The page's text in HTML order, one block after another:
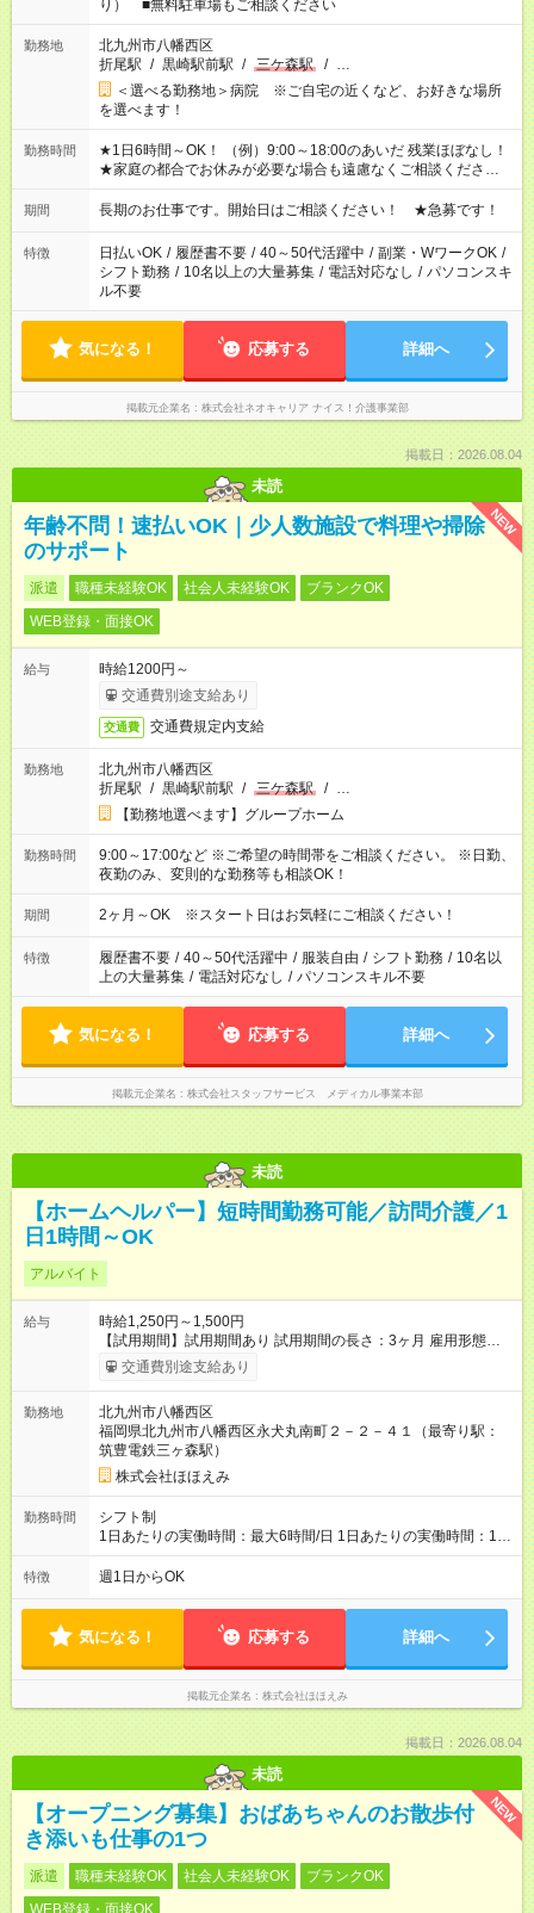
り） ■無料駐車場もご相談ください
勤務地
北九州市八幡西区
折尾駅 / 黒崎駅前駅 / 三ケ森駅 / …
＜選べる勤務地＞病院 ※ご自宅の近くなど、お好きな場所
を選べます！
勤務時間
★1日6時間～OK！ （例）9:00～18:00のあいだ 残業ほぼなし！
★家庭の都合でお休みが必要な場合も遠慮なくご相談ください。
※シフトはご希望に合わせて調整可能です。 その他、 ＊週4日・
1日7時間 ＊日勤のみ ＊土日休み ＊午前だけ・午後だけ ＊平日
仕事をご紹介できます！ 登録の際に、あなたのご希望をお聞か
せください。
期間 長期のお仕事です。開始日はご相談ください！ ★急募です！
特徴 日払いOK / 履歴書不要 / 40～50代活躍中 / 副業・WワークOK /
シフト勤務 / 10名以上の大量募集 / 電話対応なし / パソコンスキ
ル不要
気になる！ 応募する 詳細へ
掲載元企業名 株式会社ネオキャリア ナイス！介護事業部
掲載日：2026.08.04
未読
NEW
年齢不問！速払いOK｜少人数施設で料理や掃除
のサポート
派遣 職種未経験OK 社会人未経験OK
ブランクOK
WEB登録・面接OK
給与
時給1200円～
交通費別途支給あり
交通費 交通費規定内支給
勤務地
北九州市八幡西区
折尾駅 / 黒崎駅前駅 / 三ケ森駅 / …
【勤務地選べます】グループホーム
勤務時間
9:00～17:00など ※ご希望の時間帯をご相談ください。 ※日勤、
夜勤のみ、変則的な勤務等も相談OK！
期間 2ヶ月～OK ※スタート日はお気軽にご相談ください！
特徴 履歴書不要 / 40～50代活躍中 / 服装自由 / シフト勤務 / 10名以
上の大量募集 / 電話対応なし / パソコンスキル不要
気になる！ 応募する 詳細へ
掲載元企業名 株式会社スタッフサービス メディカル事業本部
未読
【ホームヘルパー】短時間勤務可能／訪問介護／1
日1時間～OK
アルバイト
給与
時給1,250円～1,500円
【試用期間】試用期間あり 試用期間の長さ：3ヶ月 雇用形態、
給与は本採用時と同じです。
交通費別途支給あり
勤務地
北九州市八幡西区
福岡県北九州市八幡西区永犬丸南町２－２－４１（最寄り駅：
筑豊電鉄三ヶ森駅）
株式会社ほほえみ
勤務時間
シフト制
1日あたりの実働時間：最大6時間/日 1日あたりの実働時間：1時
間から6時間 シフト例 ・9時から10時 ・13時から15時 ご都合の
良い時間帯で相談に応じます。
特徴 週1日からOK
気になる！ 応募する 詳細へ
掲載元企業名 株式会社ほほえみ
掲載日：2026.08.04
未読
NEW
【オープニング募集】おばあちゃんのお散歩付
き添いも仕事の1つ
派遣 職種未経験OK 社会人未経験OK
ブランクOK
WEB登録・面接OK